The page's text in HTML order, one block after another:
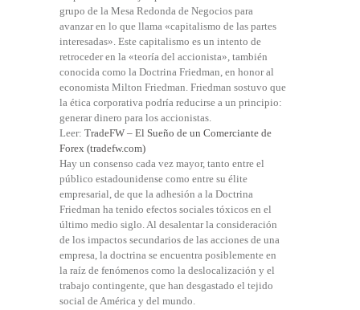
grupo de la Mesa Redonda de Negocios para
avanzar en lo que llama «capitalismo de las partes
interesadas». Este capitalismo es un intento de
retroceder en la «teoría del accionista», también
conocida como la Doctrina Friedman, en honor al
economista Milton Friedman. Friedman sostuvo que
la ética corporativa podría reducirse a un principio:
generar dinero para los accionistas.
Leer: TradeFW – El Sueño de un Comerciante de
Forex (tradefw.com)
Hay un consenso cada vez mayor, tanto entre el
público estadounidense como entre su élite
empresarial, de que la adhesión a la Doctrina
Friedman ha tenido efectos sociales tóxicos en el
último medio siglo. Al desalentar la consideración
de los impactos secundarios de las acciones de una
empresa, la doctrina se encuentra posiblemente en
la raíz de fenómenos como la deslocalización y el
trabajo contingente, que han desgastado el tejido
social de América y del mundo.